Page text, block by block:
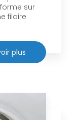
sur
filaire
plus